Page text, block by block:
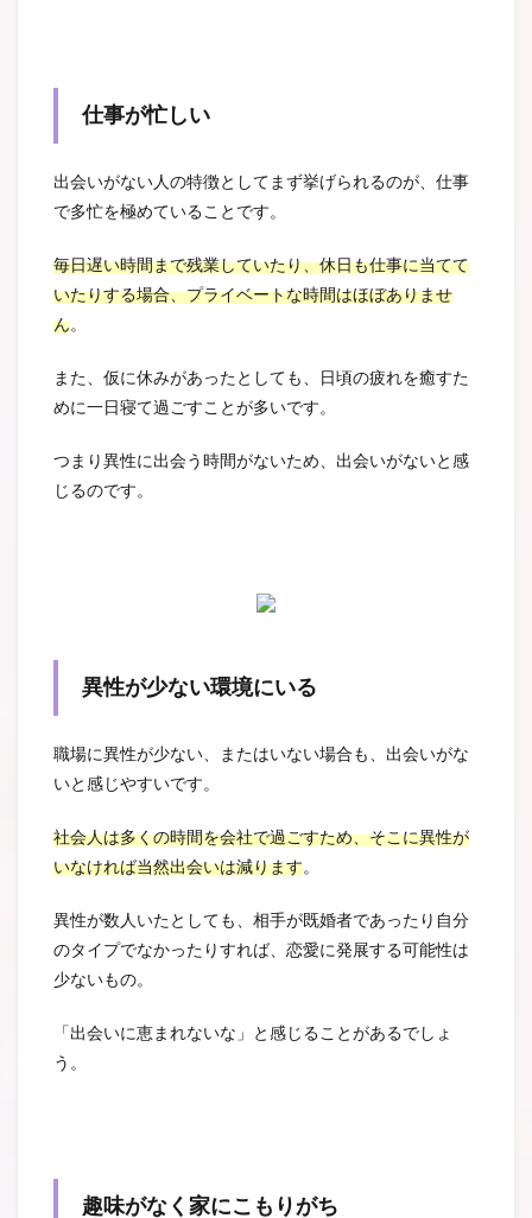
仕事が忙しい
出会いがない人の特徴としてまず挙げられるのが、仕事
で多忙を極めていることです。
毎日遅い時間まで残業していたり、休日も仕事に当てて
いたりする場合、プライベートな時間はほぼありませ
ん。
また、仮に休みがあったとしても、日頃の疲れを癒すた
めに一日寝て過ごすことが多いです。
つまり異性に出会う時間がないため、出会いがないと感
じるのです。
異性が少ない環境にいる
職場に異性が少ない、またはいない場合も、出会いがな
いと感じやすいです。
社会人は多くの時間を会社で過ごすため、そこに異性が
いなければ当然出会いは減ります。
異性が数人いたとしても、相手が既婚者であったり自分
のタイプでなかったりすれば、恋愛に発展する可能性は
少ないもの。
「出会いに恵まれないな」と感じることがあるでしょ
う。
趣味がなく家にこもりがち